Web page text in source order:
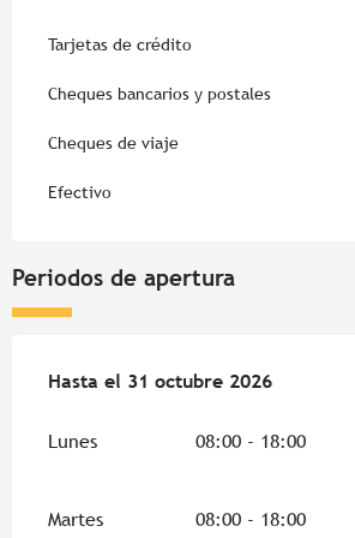
Tarjetas de crédito
Cheques bancarios y postales
Cheques de viaje
Efectivo
Periodos de apertura
Del1 abril 2026al31 octubre 2026
Hasta el 31 octubre 2026
Lunes 08:00 - 18:00
Martes 08:00 - 18:00